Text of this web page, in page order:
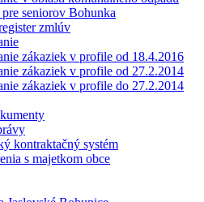
seniorov Bohunka
zmlúv
zákaziek v profile od 18.4.2016
zákaziek v profile od 27.2.2014
zákaziek v profile do 27.2.2014
kontraktačný systém
s majetkom obce